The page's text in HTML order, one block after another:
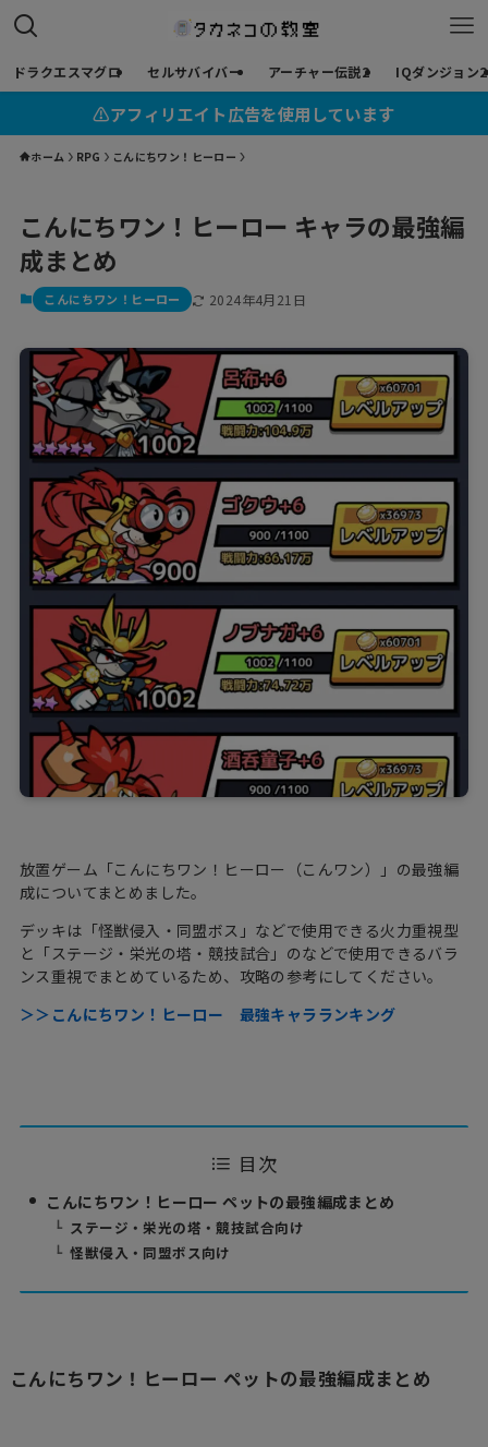
ドラクエスマグロ セルサバイバー アーチャー伝説2 IQダンジョン2
⚠︎アフィリエイト広告を使用しています
ホーム RPG こんにちワン！ヒーロー
こんにちワン！ヒーロー キャラの最強編
成まとめ
こんにちワン！ヒーロー 2024年4月21日
放置ゲーム「こんにちワン！ヒーロー（こんワン）」の最強編
成についてまとめました。
デッキは「怪獣侵入・同盟ボス」などで使用できる火力重視型
と「ステージ・栄光の塔・競技試合」のなどで使用できるバラ
ンス重視でまとめているため、攻略の参考にしてください。
＞＞こんにちワン！ヒーロー 最強キャラランキング
目次
こんにちワン！ヒーロー ペットの最強編成まとめ
ステージ・栄光の塔・競技試合向け
怪獣侵入・同盟ボス向け
こんにちワン！ヒーロー ペットの最強編成まとめ